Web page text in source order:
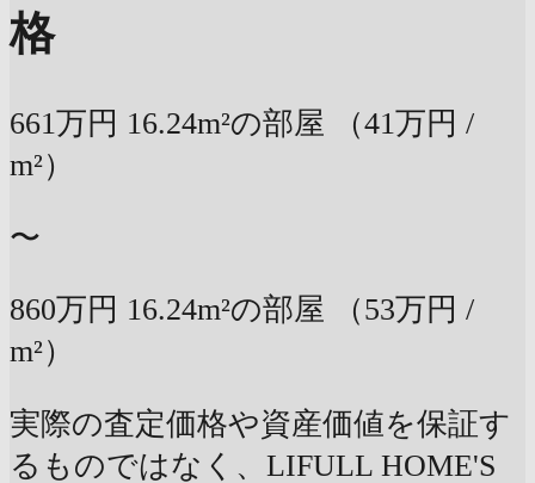
格
661万円 16.24m²の部屋
（41万円 /
m²）
〜
860万円 16.24m²の部屋
（53万円 /
m²）
実際の査定価格や資産価値を保証す
るものではなく、LIFULL HOME'S